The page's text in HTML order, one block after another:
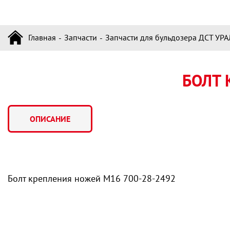
Главная Запчасти Запчасти для бульдозера ДСТ
БОЛТ
ОПИСАНИЕ
Болт крепления ножей М16 700-28-2492